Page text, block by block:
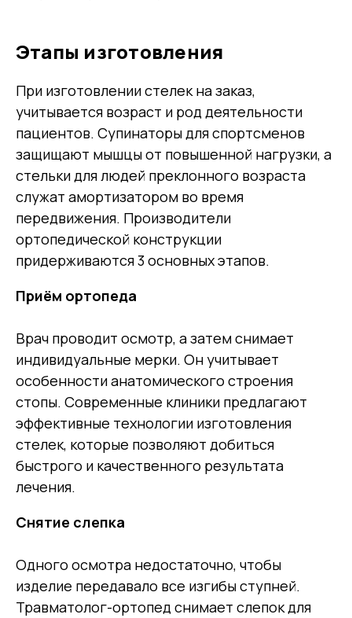
Этапы изготовления
При изготовлении стелек на заказ,
учитывается возраст и род деятельности
пациентов. Супинаторы для спортсменов
защищают мышцы от повышенной нагрузки, а
стельки для людей преклонного возраста
служат амортизатором во время
передвижения. Производители
ортопедической конструкции
придерживаются 3 основных этапов.
Приём ортопеда
Врач проводит осмотр, а затем снимает
индивидуальные мерки. Он учитывает
особенности анатомического строения
стопы. Современные клиники предлагают
эффективные технологии изготовления
стелек, которые позволяют добиться
быстрого и качественного результата
лечения.
Снятие слепка
Одного осмотра недостаточно, чтобы
изделие передавало все изгибы ступней.
Травматолог-ортопед снимает слепок для